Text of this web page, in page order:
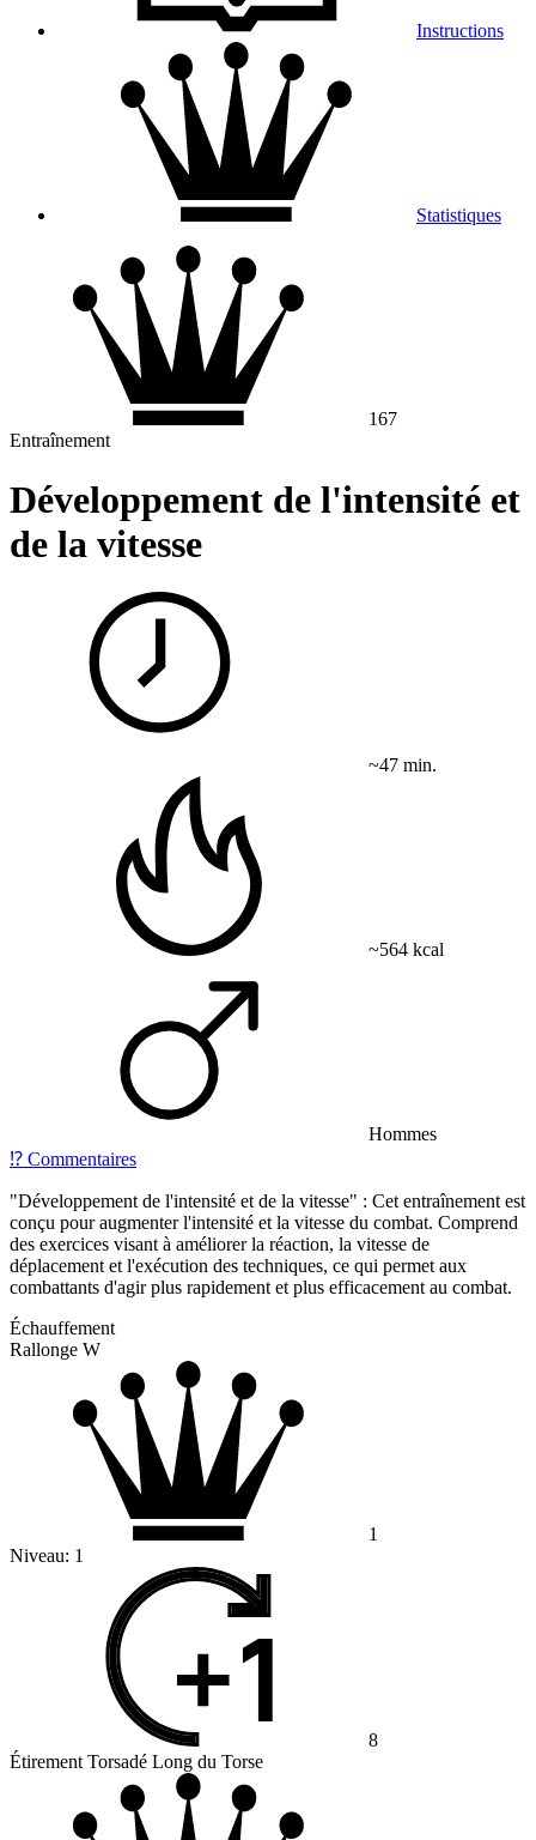
Instructions
Statistiques
167
Entraînement
Développement de l'intensité et
de la vitesse
~47 min.
~564 kcal
Hommes
⁉️ Commentaires
"Développement de l'intensité et de la vitesse" : Cet entraînement est
conçu pour augmenter l'intensité et la vitesse du combat. Comprend
des exercices visant à améliorer la réaction, la vitesse de
déplacement et l'exécution des techniques, ce qui permet aux
combattants d'agir plus rapidement et plus efficacement au combat.
Échauffement
Rallonge W
1
Niveau: 1
8
Étirement Torsadé Long du Torse